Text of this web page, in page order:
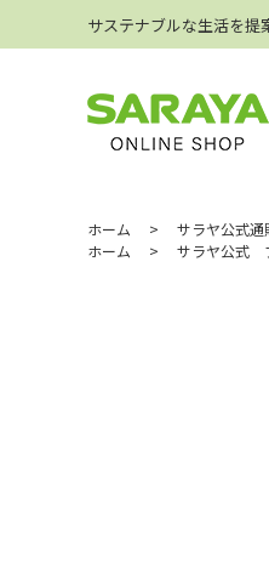
サステナブルな生活を
ホーム > サラヤ公式通
ホーム
> サラヤ公式